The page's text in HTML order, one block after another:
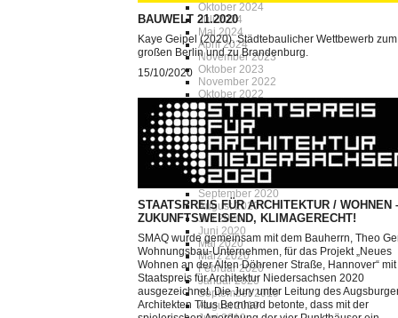
BAUWELT 21.2020
Kaye Geipel (2020). Städtebaulicher Wettbewerb zum
großen Berlin und zu Brandenburg.
15/10/2020
STAATSPREIS FÜR ARCHITEKTUR / WOHNEN
ZUKUNFTSWEISEND, KLIMAGERECHT!
SMAQ wurde gemeinsam mit dem Bauherrn, Theo
Wohnungsbau-Unternehmen, für das Projekt „Neues
Wohnen an der Alten Döhrener Straße, Hannover“
Staatspreis für Architektur Niedersachsen 2020
ausgezeichnet. Die Jury unter Leitung des
Architekten Titus Bernhard betonte, dass mit der
Oktober 2024
Juli 2024
Mai 2024
April 2024
November 2023
Oktober 2023
November 2022
Oktober 2022
April 2022
Februar 2022
September 2021
Juni 2021
Mai 2021
Februar 2021
Oktober 2020
September 2020
August 2020
Juli 2020
Juni 2020
Mai 2020
März 2020
Februar 2020
Januar 2020
September 2019
August 2019